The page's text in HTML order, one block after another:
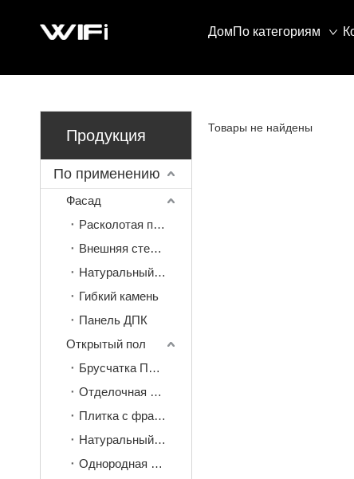
ДомПо категориям
Продукция
По применению
Фасад
Расколотая плитка
Внешняя стена мозаика
Натуральный камень
Гибкий камень
Панель ДПК
Открытый пол
Брусчатка Плитка
Отделочная плитка для входа/выхода
Плитка с французским узором
Натуральный камень
Однородная плитка
Товары не найдены